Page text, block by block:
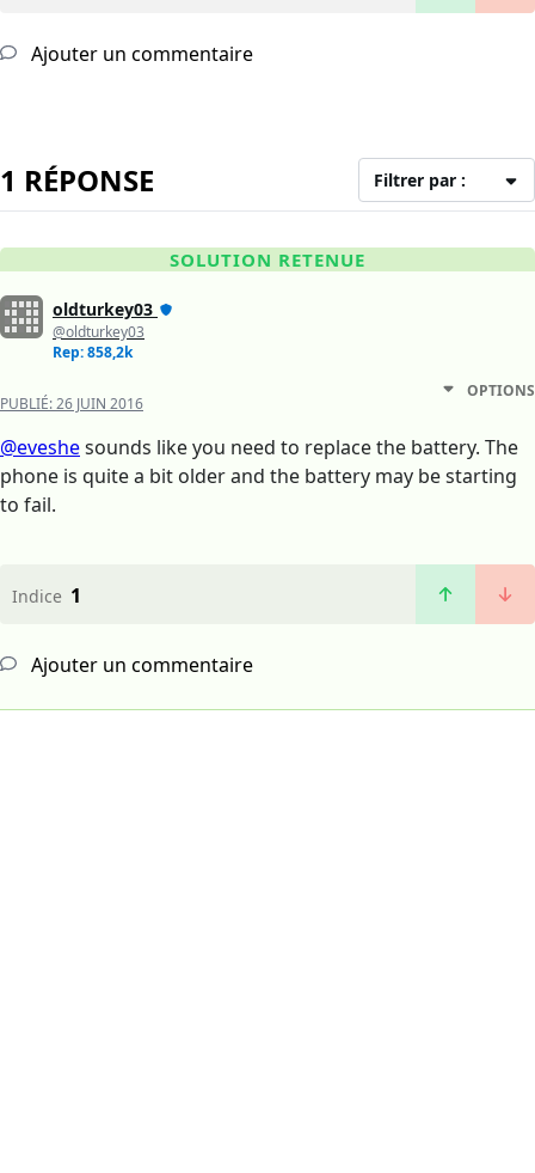
Ajouter un commentaire
1 RÉPONSE Filtrer par :
SOLUTION RETENUE
oldturkey03
@oldturkey03
Rep: 858,2k
PUBLIÉ:26 JUIN 2016
OPTIONS
@eveshesounds like you need to replace the battery. The
phone is quite a bit older and the battery may be starting
to fail.
Indice 1
Ajouter un commentaire